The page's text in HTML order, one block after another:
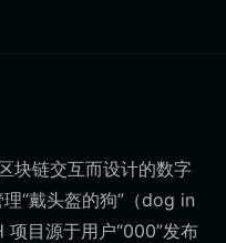
块链交互而设计的数字
“戴头盔的狗”（dog in
目源于用户“000”发布